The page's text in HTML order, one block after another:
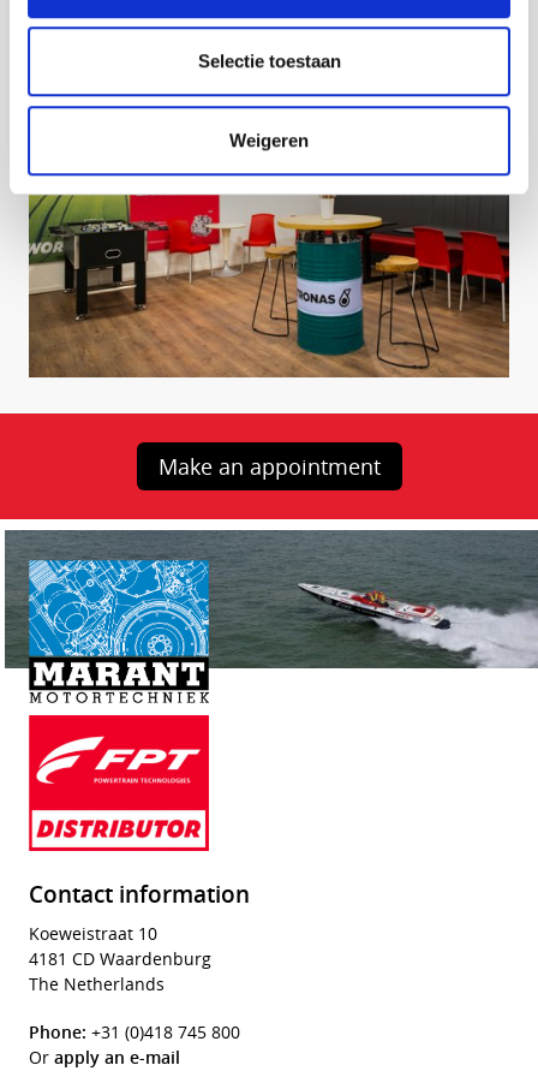
Selectie toestaan
Weigeren
Make an appointment
Contact information
Koeweistraat 10
4181 CD Waardenburg
The Netherlands
Phone: +31 (0)418 745 800
Or apply an e-mail